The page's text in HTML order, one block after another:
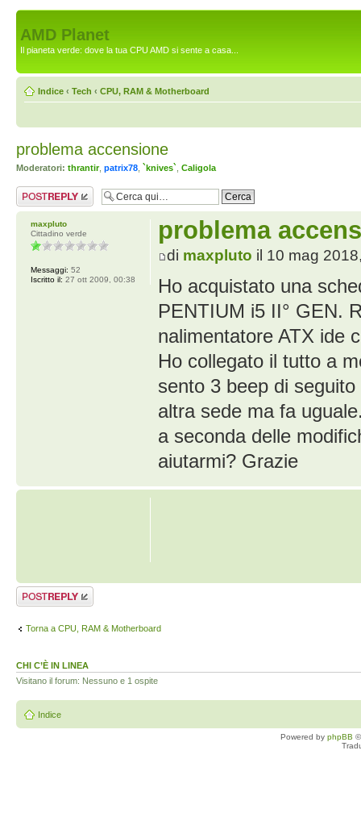
AMD Planet
Il pianeta verde: dove la tua CPU AMD si sente a casa...
Indice ‹ Tech ‹ CPU, RAM & Motherboard
problema accensione
Moderatori: thrantir, patrix78 `knives` Caligola
Rispondi al
messaggio
problema
di maxpluto il 10 mag
Ho acquistato una
PENTIUM i5 II° GEN.
nalimentatore ATX ide
Ho collegato il tutto a
sento 3 beep di
altra sede ma fa
a seconda delle
aiutarmi? Grazie
maxpluto
Cittadino verde
Messaggi: 52
Iscritto il: 27 ott 2009, 00:38
Rispondi al
messaggio
Torna a CPU, RAM & Motherboard
CHI C’È IN LINEA
Visitano il forum: Nessuno e 1 ospite
Indice
Powered by phpBB